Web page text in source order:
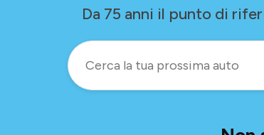
Da 75 anni il punto di